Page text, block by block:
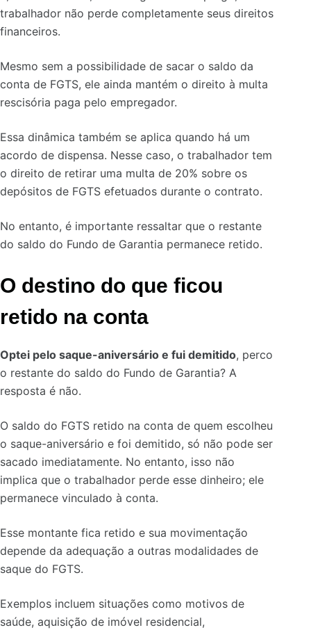
trabalhador não perde completamente seus direitos
financeiros.
Mesmo sem a possibilidade de sacar o saldo da
conta de FGTS, ele ainda mantém o direito à multa
rescisória paga pelo empregador.
Essa dinâmica também se aplica quando há um
acordo de dispensa. Nesse caso, o trabalhador tem
o direito de retirar uma multa de 20% sobre os
depósitos de FGTS efetuados durante o contrato.
No entanto, é importante ressaltar que o restante
do saldo do Fundo de Garantia permanece retido.
O destino do que ficou
retido na conta
Optei pelo saque-aniversário e fui demitido, perco
o restante do saldo do Fundo de Garantia? A
resposta é não.
O saldo do FGTS retido na conta de quem escolheu
o saque-aniversário e foi demitido, só não pode ser
sacado imediatamente. No entanto, isso não
implica que o trabalhador perde esse dinheiro; ele
permanece vinculado à conta.
Esse montante fica retido e sua movimentação
depende da adequação a outras modalidades de
saque do FGTS.
Exemplos incluem situações como motivos de
saúde, aquisição de imóvel residencial,